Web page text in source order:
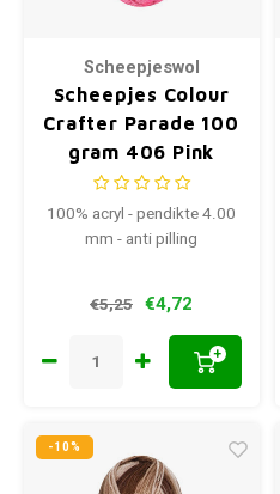
Scheepjeswol
Scheepjes Colour
Crafter Parade 100
gram 406 Pink
Blend
100% acryl - pendikte 4.00
mm - anti pilling
€5,25 €4,72
+
-10%